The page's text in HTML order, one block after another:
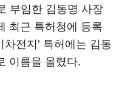
부임한 김동명 사장
최근 특허청에 등록
차전지' 특허에는 김동
이름을 올렸다.